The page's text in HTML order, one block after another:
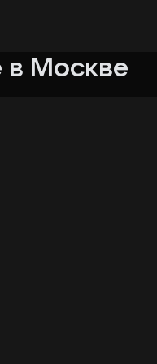
в Москве